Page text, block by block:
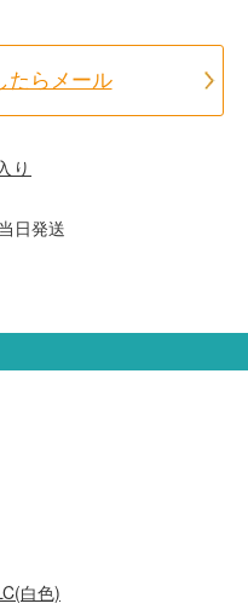
九州・沖縄
たらメール
り
日発送
白色)